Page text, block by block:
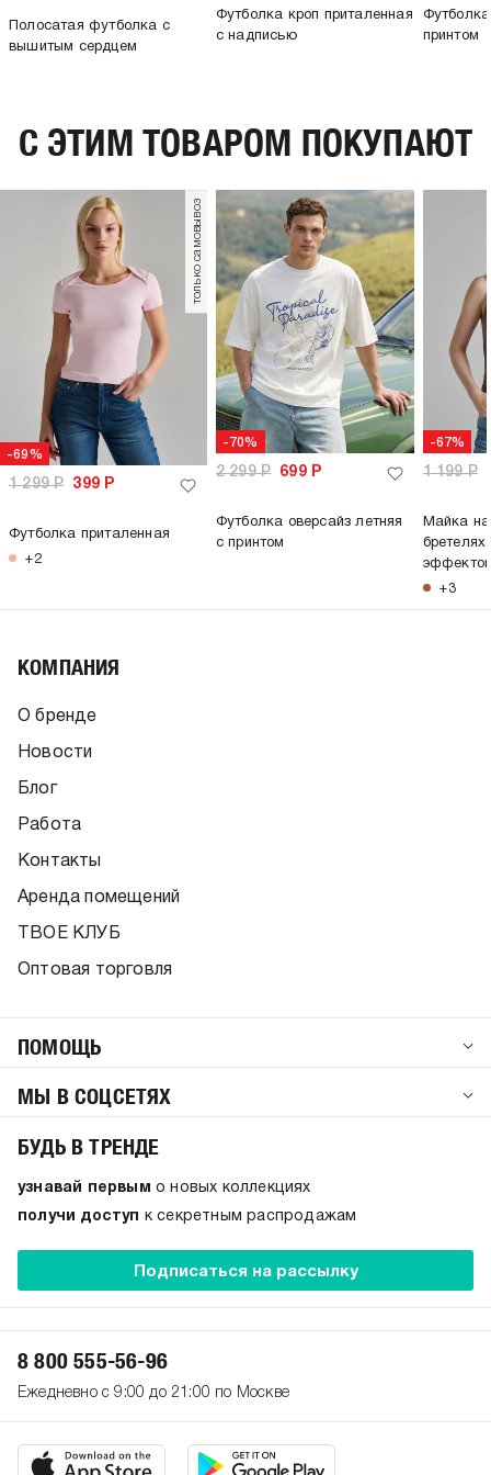
Полосатая футболка с
вышитым сердцем
Футболка кроп приталенная
с надписью
принтом
C ЭТИМ ТОВАРОМ ПОКУПАЮТ
-69%
только самовывоз
1 299Р 399 Р
Футболка приталенная
+2
-70%
2 299Р 699Р
Футболка оверсайз летняя
с принтом
-67%
1 199Р
Майка
+3
КОМПАНИЯ
О бренде
Новости
Блог
Работа
Контакты
Аренда помещений
ТВОЕ КЛУБ
Оптовая торговля
ПОМОЩЬ
МЫ В СОЦСЕТЯХ
БУДЬ В ТРЕНДЕ
узнавай первым о новых коллекциях
получи доступ
к секретным распродажам
Подписаться на рассылку
8 800 555-56-96
Ежедневно с 9:00 до 21:00 по Москве